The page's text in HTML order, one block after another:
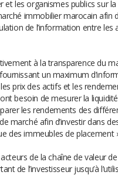
et les organismes publics sur
immobilier marocain afin
de l’information entre les
à la transparence du
un maximum
prix des actifs et les
besoin de mesurer la
les rendements des
marché afin d’investir dans
des immeubles de placement
acteurs de la chaîne de valeur
de l’investisseur jusqu’à